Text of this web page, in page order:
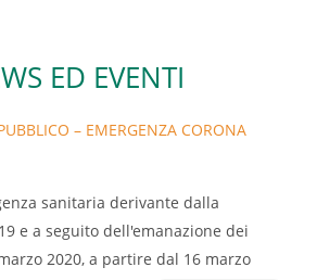
ED EVENTI
– EMERGENZA CORONA
sanitaria derivante dalla
e a seguito dell'emanazione dei
2020, a partire dal 16 marzo